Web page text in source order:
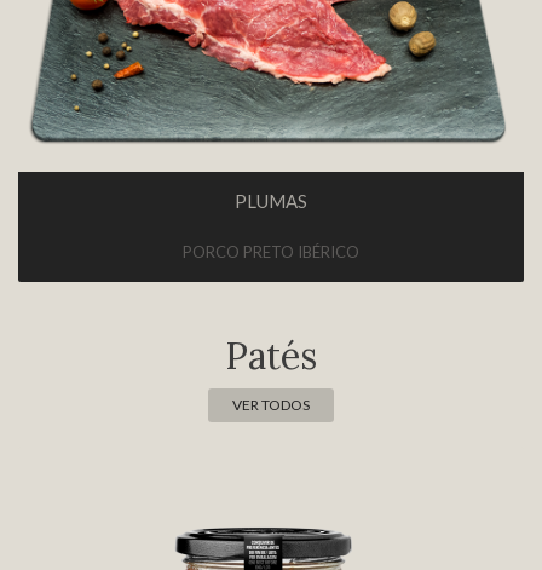
PLUMAS
PORCO PRETO IBÉRICO
Patés
VER TODOS